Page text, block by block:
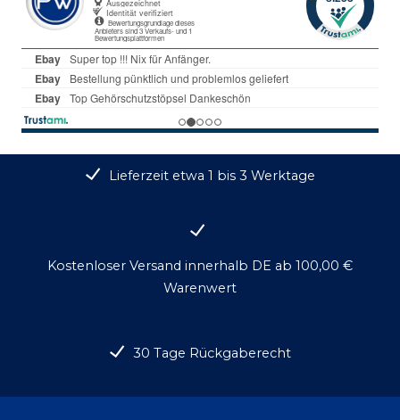
Lieferzeit etwa 1 bis 3 Werktage
Kostenloser Versand innerhalb DE ab 100,00 €
Warenwert
30 Tage Rückgaberecht